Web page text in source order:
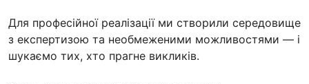
Для професійної реалізації ми створили середовище
з експертизою та необмеженими можливостями — і
шукаємо тих, хто прагне викликів.